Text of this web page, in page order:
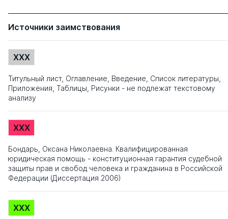
Источники заимствования
XXX
Титульный лист, Оглавление, Введение, Список литературы,
Приложения, Таблицы, Рисунки - не подлежат текстовому
анализу
XXX
Бондарь, Оксана Николаевна. Квалифицированная
юридическая помощь - конституционная гарантия судебной
защиты прав и свобод человека и гражданина в Российской
Федерации (Диссертация 2006)
XXX